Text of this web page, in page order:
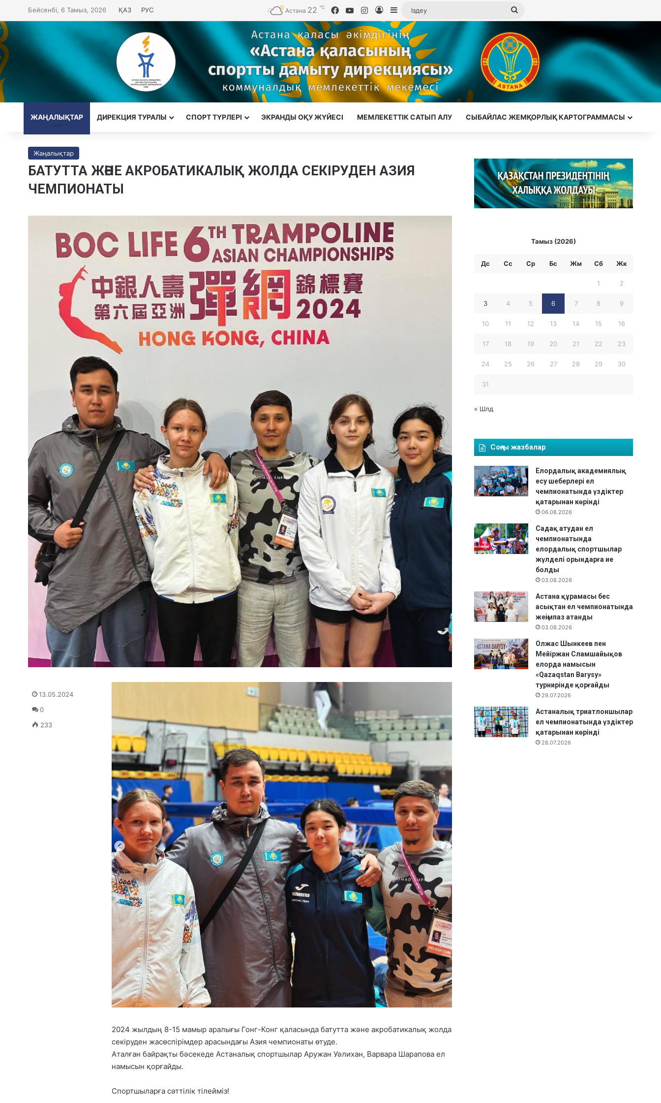
Бейсенбі, 6 Тамыз, 2026 ҚАЗ РУС Астана 22 ℃ Facebook
YouTubeInstagram
КіруSidebar Іздеу
ЖАҢАЛЫҚТАР ДИРЕКЦИЯ ТУРАЛЫ CПОРТ ТҮРЛЕРІ ЭКРАНДЫ ОҚУ ЖҮЙЕСІ МЕМЛЕКЕТТІК САТЫП АЛУ СЫБАЙЛАС ЖЕМҚОРЛЫҚ КАРТОГРАММАСЫ
Жаңалықтар
БАТУТТА ЖӘНЕ АКРОБАТИКАЛЫҚ ЖОЛДА СЕКІРУДЕН АЗИЯ
ЧЕМПИОНАТЫ
2024 жылдың 8-15 мамыр аралығы Гонг-Конг қаласында батутта және акробатикалық жолда
секіруден жасөспірімдер арасындағы Азия чемпионаты өтуде.
Аталған байрақты бәсекеде Астаналық спортшылар Аружан Уәлихан, Варвара Шарапова ел
намысын қорғайды.
Спортшыларға сәттілік тілейміз!
13.05.2024
0
233
Тамыз (2026)
Дс Сс Ср Бc Жм Сб Жк
1 2
3 4 5 6 7 8 9
10 11 12 13 14 15 16
17 18 19 20 21 22 23
24 25 26 27 28 29 30
31
« Шлд
Соңғы жазбалар
Елордалық академиялық
есу шеберлері ел
чемпионатында үздіктер
қатарынан көрінді
06.08.2026
Садақ атудан ел
чемпионатында
елордалық спортшылар
жүлделі орындарға ие
болды
03.08.2026
Астана құрамасы бес
асықтан ел чемпионатында
жеңімпаз атанды
03.08.2026
Олжас Шынкеев пен
Мейіржан Сламшайықов
елорда намысын
«Qazaqstan Barysy»
турнирінде қорғайды
29.07.2026
Астаналық триатлоншылар
ел чемпионатында үздіктер
қатарынан көрінді
28.07.2026